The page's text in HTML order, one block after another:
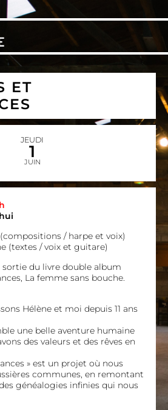
ET
JEUDI
1
JUIN
/ harpe et voix)
(textes / voix et guitare)
du livre double album
La femme sans bouche.
Hélène et moi depuis 11 ans
une belle aventure humaine
des valeurs et des rêves en
» est un projet où nous
communes, en remontant
généalogies infinies qui nous